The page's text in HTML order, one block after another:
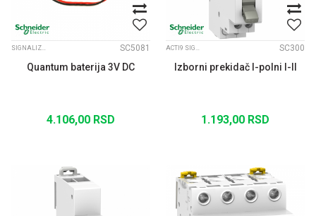
SIGNALIZACIJA FI22 XB4 SC5081
Quantum baterija 3V DC
4.106,00 RSD
ACTI9 SIGNALIZACIJA SC300
Izborni prekidač I-polni I-II
1.193,00 RSD